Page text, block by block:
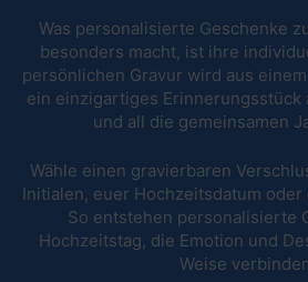
Was personalisierte Geschenke
besonders macht, ist ihre
persönlichen Gravur wird aus
ein einzigartiges Erinnerungsstück
und all die gemeinsamen
Wähle einen gravierbaren
Initialen, euer Hochzeitsdatum
So entstehen personalisierte
Hochzeitstag, die Emotion und
Weise